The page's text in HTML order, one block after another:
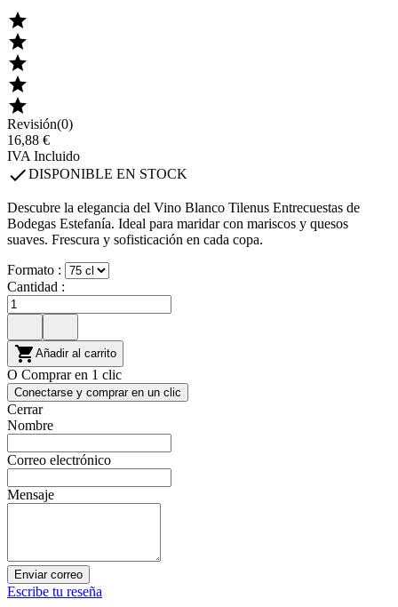





Revisión(0)
16,88 €
IVA Incluido
DISPONIBLE EN STOCK
Descubre la elegancia del Vino Blanco Tilenus Entrecuestas de
Bodegas Estefanía. Ideal para maridar con mariscos y quesos
suaves. Frescura y sofisticación en cada copa.
Formato :
Cantidad :
 Añadir al carrito
O Comprar en 1 clic
Conectarse y comprar en un clic
Cerrar
Nombre
Correo electrónico
Mensaje
Enviar correo
Escribe tu reseña